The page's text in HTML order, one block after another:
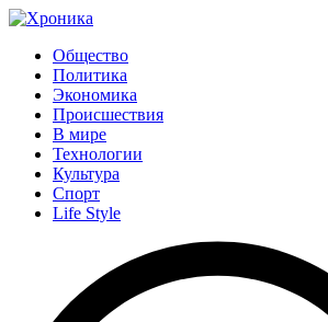
Общество
Политика
Экономика
Происшествия
В мире
Технологии
Культура
Спорт
Life Style